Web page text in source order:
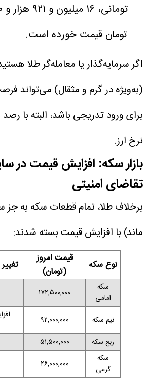
تومان قیمت خورده است.
اگر سرمایه‌گذار یا معامله‌گر طلا
(به‌ویژه در گرم و مثقال) می‌تواند
برای ورود تدریجی باشد، البته با
نرخ ارز.
بازار سکه: افزایش قیمت در
تقاضای امنیتی
برخلاف طلا، تمام قطعات سکه به
ماند) با افزایش قیمت بسته شدند:
نوع سکه
قیمت امروز
(تومان)
سکه
امامی
۱۷۲,۵۰۰,۰۰۰
نیم سکه ۹۲,۰۰۰,۰۰۰
ربع سکه
۵۱,۵۰۰,۰۰۰
سکه
گرمی
۲۶,۰۰۰,۰۰۰